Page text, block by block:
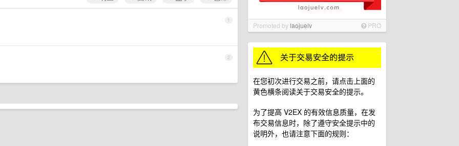
Promoted bylaojuelv PRO
在您初次进行交易之前，请点击上面的
黄色横条阅读关于交易安全的提示。
为了提高 V2EX 的有效信息质量，在发
布交易信息时，除了遵守安全提示中的
说明外，也请注意下面的规则：
1
2